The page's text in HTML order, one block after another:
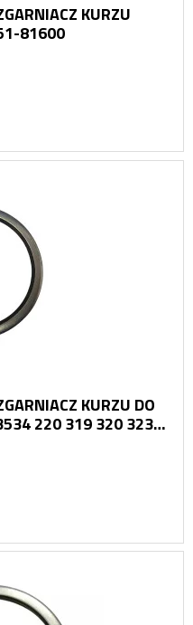
KURZU
SV16 172451-81600
KURZU DO
220 319 320 323